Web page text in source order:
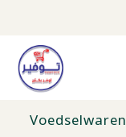
Voedselwaren